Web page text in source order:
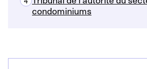
condominiums